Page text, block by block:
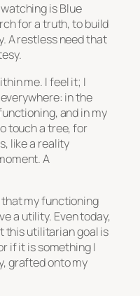
isBlue
for a truth, to build
A restless need that
me. I feel it; I
in the
and in my
touch a tree, for
like a reality
A
that my functioning
a utility. Even today,
this utilitarian goal is
if it is something I
grafted onto my